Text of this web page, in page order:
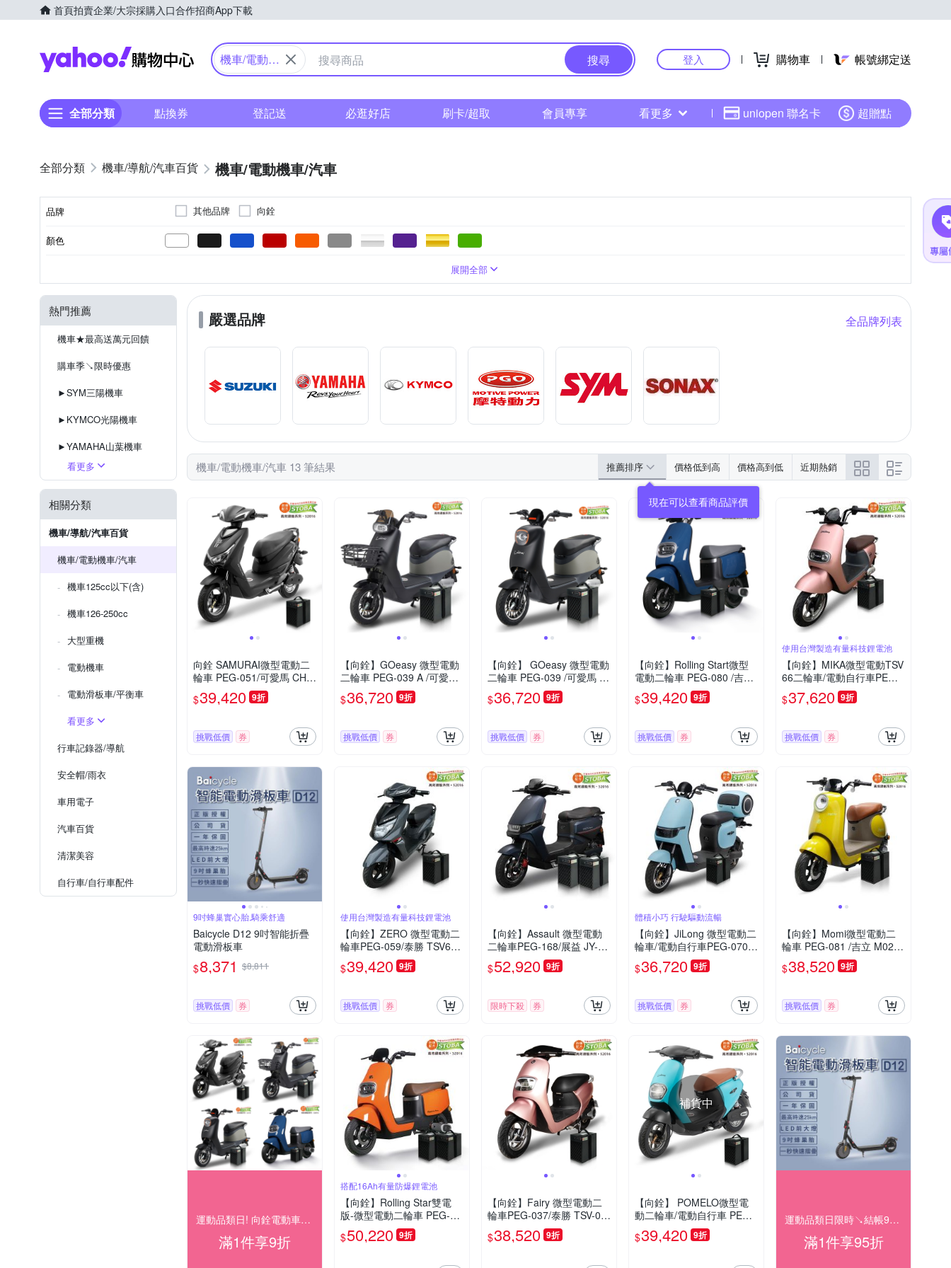
首頁拍賣企業/大宗採購入口合作招商App下載
Yahoo購物中心
機車/電動機
搜尋 登入 購物車 帳號綁定送
全部分類 點換券 登記送 必逛好店 刷卡/超取 會員專享 看更多 uniopen 聯名卡 超贈點
機車/導航/汽車百貨 機車/電動機車/汽車
品牌 其他品牌 向銓
顏色
展開全部
熱門推薦
機車★最高送萬元回饋
購車季↘限時優惠
►SYM三陽機車
►KYMCO光陽機車
►YAMAHA山葉機車
►SUZUKI台鈴機車
►PGO摩特動力
看更多
相關分類
機車/導航/汽車百貨
機車/電動機車/汽車
機車125cc以下(含)
機車126-250cc
大型重機
電動機車
電動滑板車/平衡車
看更多
行車記錄器/導航
安全帽/雨衣
車用電子
汽車百貨
清潔美容
自行車/自行車配件
嚴選品牌 全品牌列表
機車/電動機車/汽車 13 筆結果 推薦排序 價格低到高 價格高到低 近期熱銷
現在可以查看商品評價
向銓 SAMURAI微型電動二
輪車 PEG-051/可愛馬 CHT-
034(電動自行車)
$39,420 9折
挑戰低價 券
【向銓】GOeasy 微型電動
二輪車 PEG-039 A /可愛馬
CHT-039 A(電動車)
$36,720 9折
挑戰低價 券
【向銓】 GOeasy 微型電動
二輪車 PEG-039 /可愛馬 C
HT-039(電動自行車)
$36,720 9折
挑戰低價 券
【向銓】Rolling Start微型
電動二輪車 PEG-080 /吉立
M01(有量16Ah鋰電池版/電
動自行車)
$39,420 9折
挑戰低價 券
使用台灣製造有量科技鋰電池
【向銓】MIKA微型電動TSV
66二輪車/電動自行車PEG-0
58 /泰勝 TSV66 (魔幻紫)
$37,620 9折
挑戰低價 券
9吋蜂巢實心胎,騎乘舒適
Baicycle D12 9吋智能折疊
電動滑板車
$8,371 $8,811
挑戰低價 券
使用台灣製造有量科技鋰電池
【向銓】ZERO 微型電動二
輪車PEG-059/泰勝 TSV65
(16Ah鋰電池版・電動自行
車)
$39,420 9折
挑戰低價 券
【向銓】Assault 微型電動
二輪車PEG-168/展益 JY-16
8E(美家園電動車+鋰電池X2
顆)
$52,920 9折
限時下殺 券
體積小巧 行駛驅動流暢
【向銓】JiLong 微型電動二
輪車/電動自行車PEG-070/
可愛馬 CHT-038 (16Ah鋰電
池版/電動自行車)
$36,720 9折
挑戰低價 券
【向銓】Momi微型電動二
輪車 PEG-081 /吉立 M02
(電動車)
$38,520 9折
挑戰低價 券
運動品類日! 向銓電動車下殺9折
滿1件享9折
搭配16Ah有量防爆鋰電池
【向銓】Rolling Star雙電
版-微型電動二輪車 PEG-08
0 /吉立 M01(吉立電動車+鋰
電池X2顆)
$50,220 9折
【向銓】Fairy 微型電動二
輪車PEG-037/泰勝 TSV-03
5(電動自行車)
$38,520 9折
補貨中
【向銓】 POMELO微型電
動二輪車/電動自行車 PEG-
050/可愛馬CHT-031S(電動
自行車)
$39,420 9折
運動品類日限時↘結帳95折
滿1件享95折